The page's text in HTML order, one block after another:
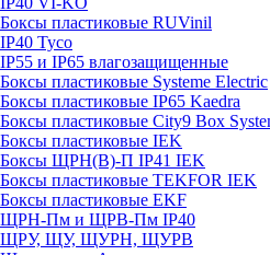
Боксы пластиковые RUVinil
IP40 Тусо
IP55 и IP65 влагозащищенные
Боксы пластиковые Systeme Electric
Боксы пластиковые IP65 Kaedra
Боксы пластиковые City9 Box
Боксы пластиковые IEK
Боксы ЩРН(В)-П IP41 IEK
Боксы пластиковые TEKFOR IEK
Боксы пластиковые EKF
ЩРН-Пм и ЩРВ-Пм IP40
ЩРУ, ЩУ, ЩУРН, ЩУРВ